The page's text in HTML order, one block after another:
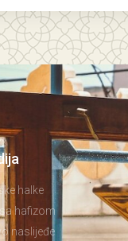
halke
hafizom
naslijeđe